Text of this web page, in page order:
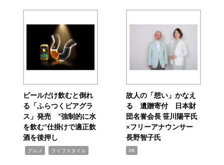
ビールだけ飲むと倒れ
る「ふらつくビアグラ
ス」発売 “強制的に水
を飲む”仕掛けで適正飲
酒を後押し
グルメ ライフスタイル
故人の「想い」かなえ
る 遺贈寄付 日本財
団名誉会長 笹川陽平氏
×フリーアナウンサー
長野智子氏
PR